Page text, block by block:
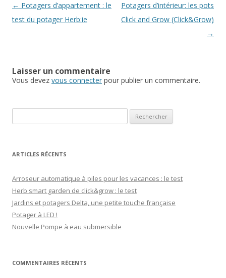
Navigation des articles
← Potagers d’appartement : le
test du potager Herb:ie
Potagers d’intérieur: les pots
Click and Grow (Click&Grow)
→
Laisser un commentaire
Vous devez vous connecter pour publier un commentaire.
ARTICLES RÉCENTS
Arroseur automatique à piles pour les vacances : le test
Herb smart garden de click&grow : le test
Jardins et potagers Delta, une petite touche française
Potager à LED !
Nouvelle Pompe à eau submersible
COMMENTAIRES RÉCENTS